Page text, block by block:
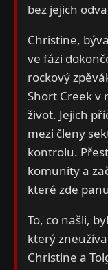
bez jejich
Christine,
ve fázi
rockový
Short Creek v
život. Jejich
mezi členy
kontrolu.
komunity a
které zde
To, co našli,
který
Christine a